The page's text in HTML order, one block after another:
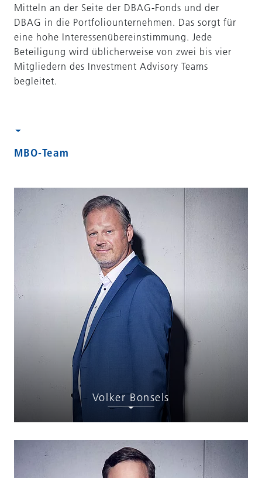
Mitteln an der Seite der DBAG-Fonds und der
DBAG in die Portfoliounternehmen. Das sorgt für
eine hohe Interessenübereinstimmung. Jede
Beteiligung wird üblicherweise von zwei bis vier
Mitgliedern des Investment Advisory Teams
begleitet.
MBO-Team
Volker Bonsels